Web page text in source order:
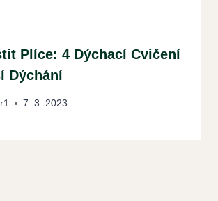
Plíce: 4 Dýchací Cvičení
Dýchání
7. 3. 2023